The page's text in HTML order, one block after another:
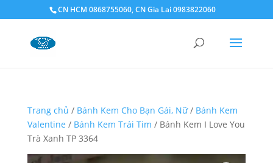
CN HCM 0868755060, CN Gia Lai 0983822060
Trang chủ / Bánh Kem Cho Bạn Gái, Nữ/ Bánh Kem
Valentine / Bánh Kem Trái Tim / Bánh Kem I Love You
Trà Xanh TP 3364